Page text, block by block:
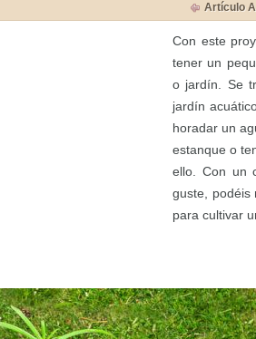
Artículo
Con este
tener un
o jardín. Se
jardín
horadar un
estanque o
ello. Con un
guste, podéis
para cultivar